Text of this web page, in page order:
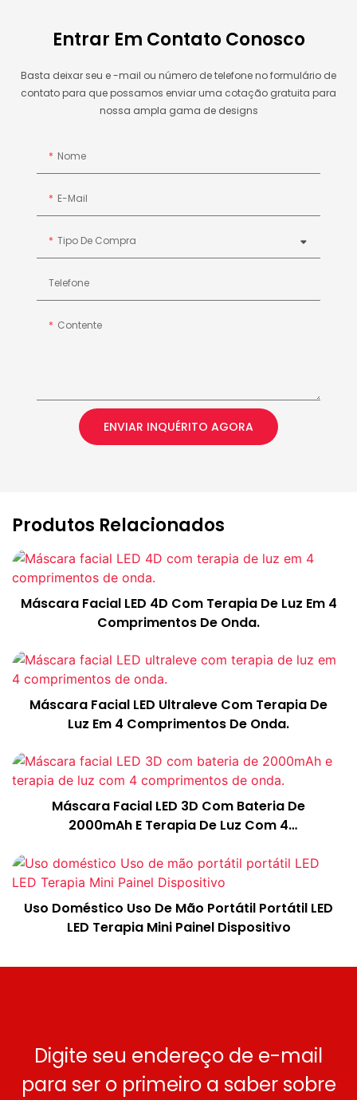
Entrar Em Contato Conosco
Basta deixar seu e -mail ou número de telefone no formulário de
contato para que possamos enviar uma cotação gratuita para
nossa ampla gama de designs
Nome
E-Mail
Tipo De Compra
Telefone
Contente
ENVIAR INQUÉRITO AGORA
Produtos Relacionados
Máscara Facial LED 4D Com Terapia De Luz Em 4
Comprimentos De Onda.
Máscara Facial LED Ultraleve Com Terapia De
Luz Em 4 Comprimentos De Onda.
Máscara Facial LED 3D Com Bateria De
2000mAh E Terapia De Luz Com 4
Uso Doméstico Uso De Mão Portátil Portátil LED
LED Terapia Mini Painel Dispositivo
Digite seu endereço de e-mail
para ser o primeiro a saber sobre